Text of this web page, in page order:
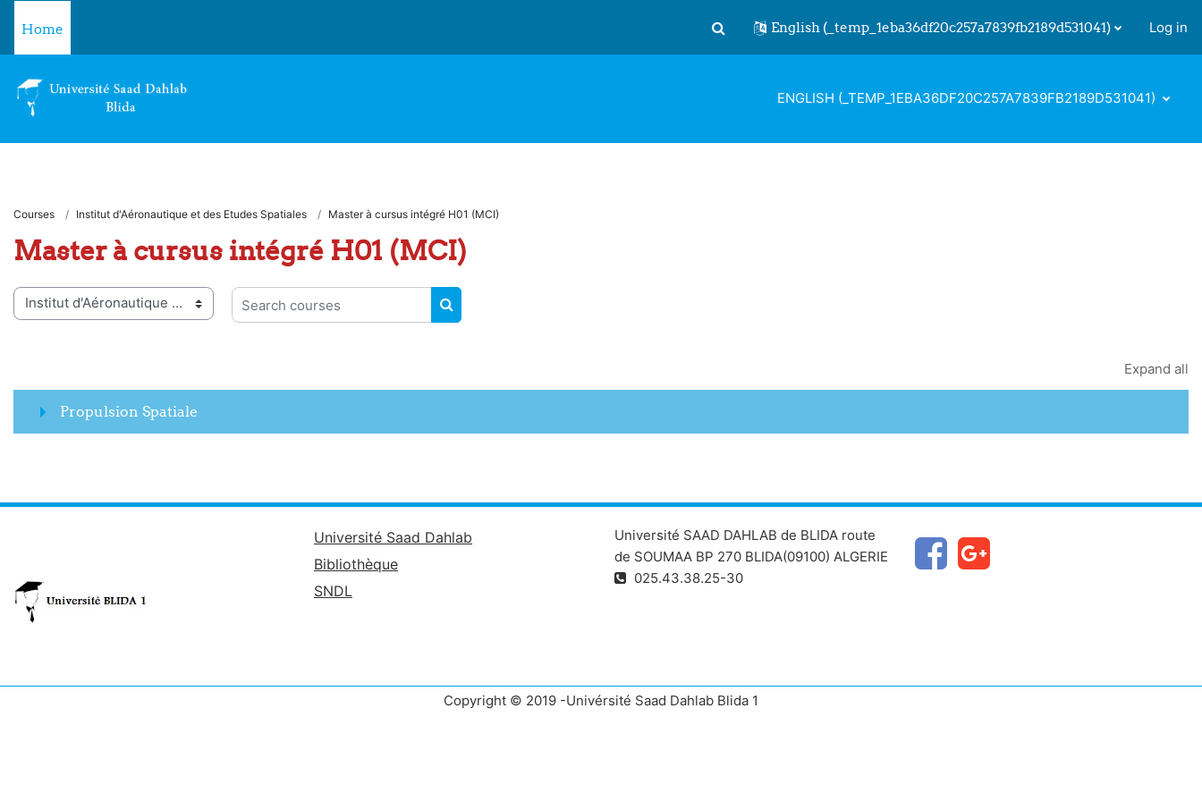
Home
Toggle search input
English ‎(_temp_1eba36df20c257a7839fb2189d531041)‎ Log in
ENGLISH ‎(_TEMP_1EBA36DF20C257A7839FB2189D531041)‎
Courses Institut d'Aéronautique et des Etudes Spatiales Master à cursus intégré H01 (MCI)
Master à cursus intégré H01 (MCI)
categories
Search courses
SEARCH COURSES
Expand all
Propulsion Spatiale
Université Saad Dahlab
Bibliothèque
SNDL
Université SAAD DAHLAB de BLIDA route
de SOUMAA BP 270 BLIDA(09100) ALGERIE
025.43.38.25-30
Copyright © 2019 -Univérsité Saad Dahlab Blida 1